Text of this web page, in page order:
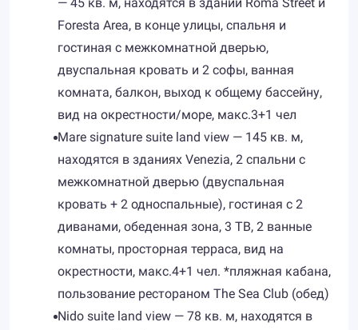
Foresta Area, в конце улицы, спальня и
гостиная с межкомнатной дверью,
двуспальная кровать и 2 софы, ванная
комната, балкон, выход к общему бассейну,
вид на окрестности/море, макс.3+1 чел
Mare signature suite land view — 145 кв. м,
находятся в зданиях Venezia, 2 спальни с
межкомнатной дверью (двуспальная
кровать + 2 односпальные), гостиная с 2
диванами, обеденная зона, 3 ТВ, 2 ванные
комнаты, просторная терраса, вид на
окрестности, макс.4+1 чел. *пляжная кабана,
пользование рестораном The Sea Club (обед)
Nido suite land view — 78 кв. м, находятся в